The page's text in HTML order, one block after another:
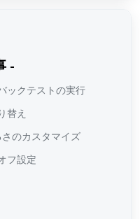
-
ックテストの実行
替え
のカスタマイズ
フ設定